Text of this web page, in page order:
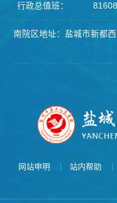
行政总值班：
南院区地址：盐城市新
网站申明 站内帮助